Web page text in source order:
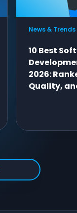
News & Trends
10 Best
2026:
Quality,